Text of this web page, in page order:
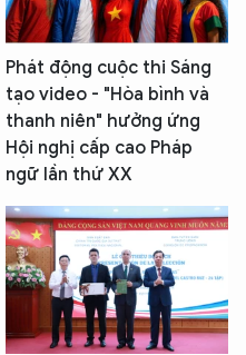
Phát động cuộc thi Sáng
tạo video - "Hòa bình và
thanh niên" hưởng ứng
Hội nghị cấp cao Pháp
ngữ lần thứ XX